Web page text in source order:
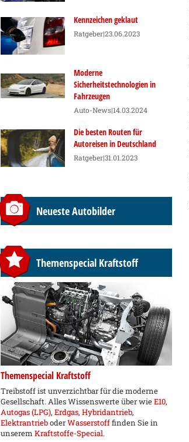
Kennzeichen geklaut
Ratgeber|23.06.2023
Moderne
Sicherheitstechnologien in
Fahrzeugen
Auto-News|14.03.2024
Die besten Routen für
Autoreisen in Deutschland
Ratgeber|31.01.2023
Neueste Autobilder
Themenspecial Kraftstoff
Themenspecial Kraftstoff
Treibstoff ist unverzichtbar für die moderne
Gesellschaft. Alles Wissenswerte über wieE10,
Autogas (LPG), Erdgas, Hybridantrieb,
ElektrantrieboderWasserstofffinden Sie in
unserem Kraftstoffe-Special.